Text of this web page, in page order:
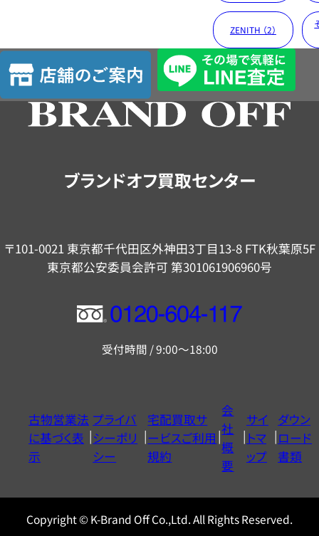
ZENITH （2）
店
舗
の
ブランドオフ買取センター
〒101-0021 東京都千代田区外神田3丁目13-8 FTK秋葉原5F
東京都公安委員会許可 第301061906960号
フ
ー
ヤ
ル
0120604117
受付時間 / 9:00～18:00
古物営業法
に基づく表
示
プライバ
シーポリ
シー
宅配買取サ
ービスご利用
規約
会
社
概
要
サイ
トマ
ップ
ダウン
ロード
書類
Copyright © K-Brand Off Co.,Ltd. All Rights Reserved.